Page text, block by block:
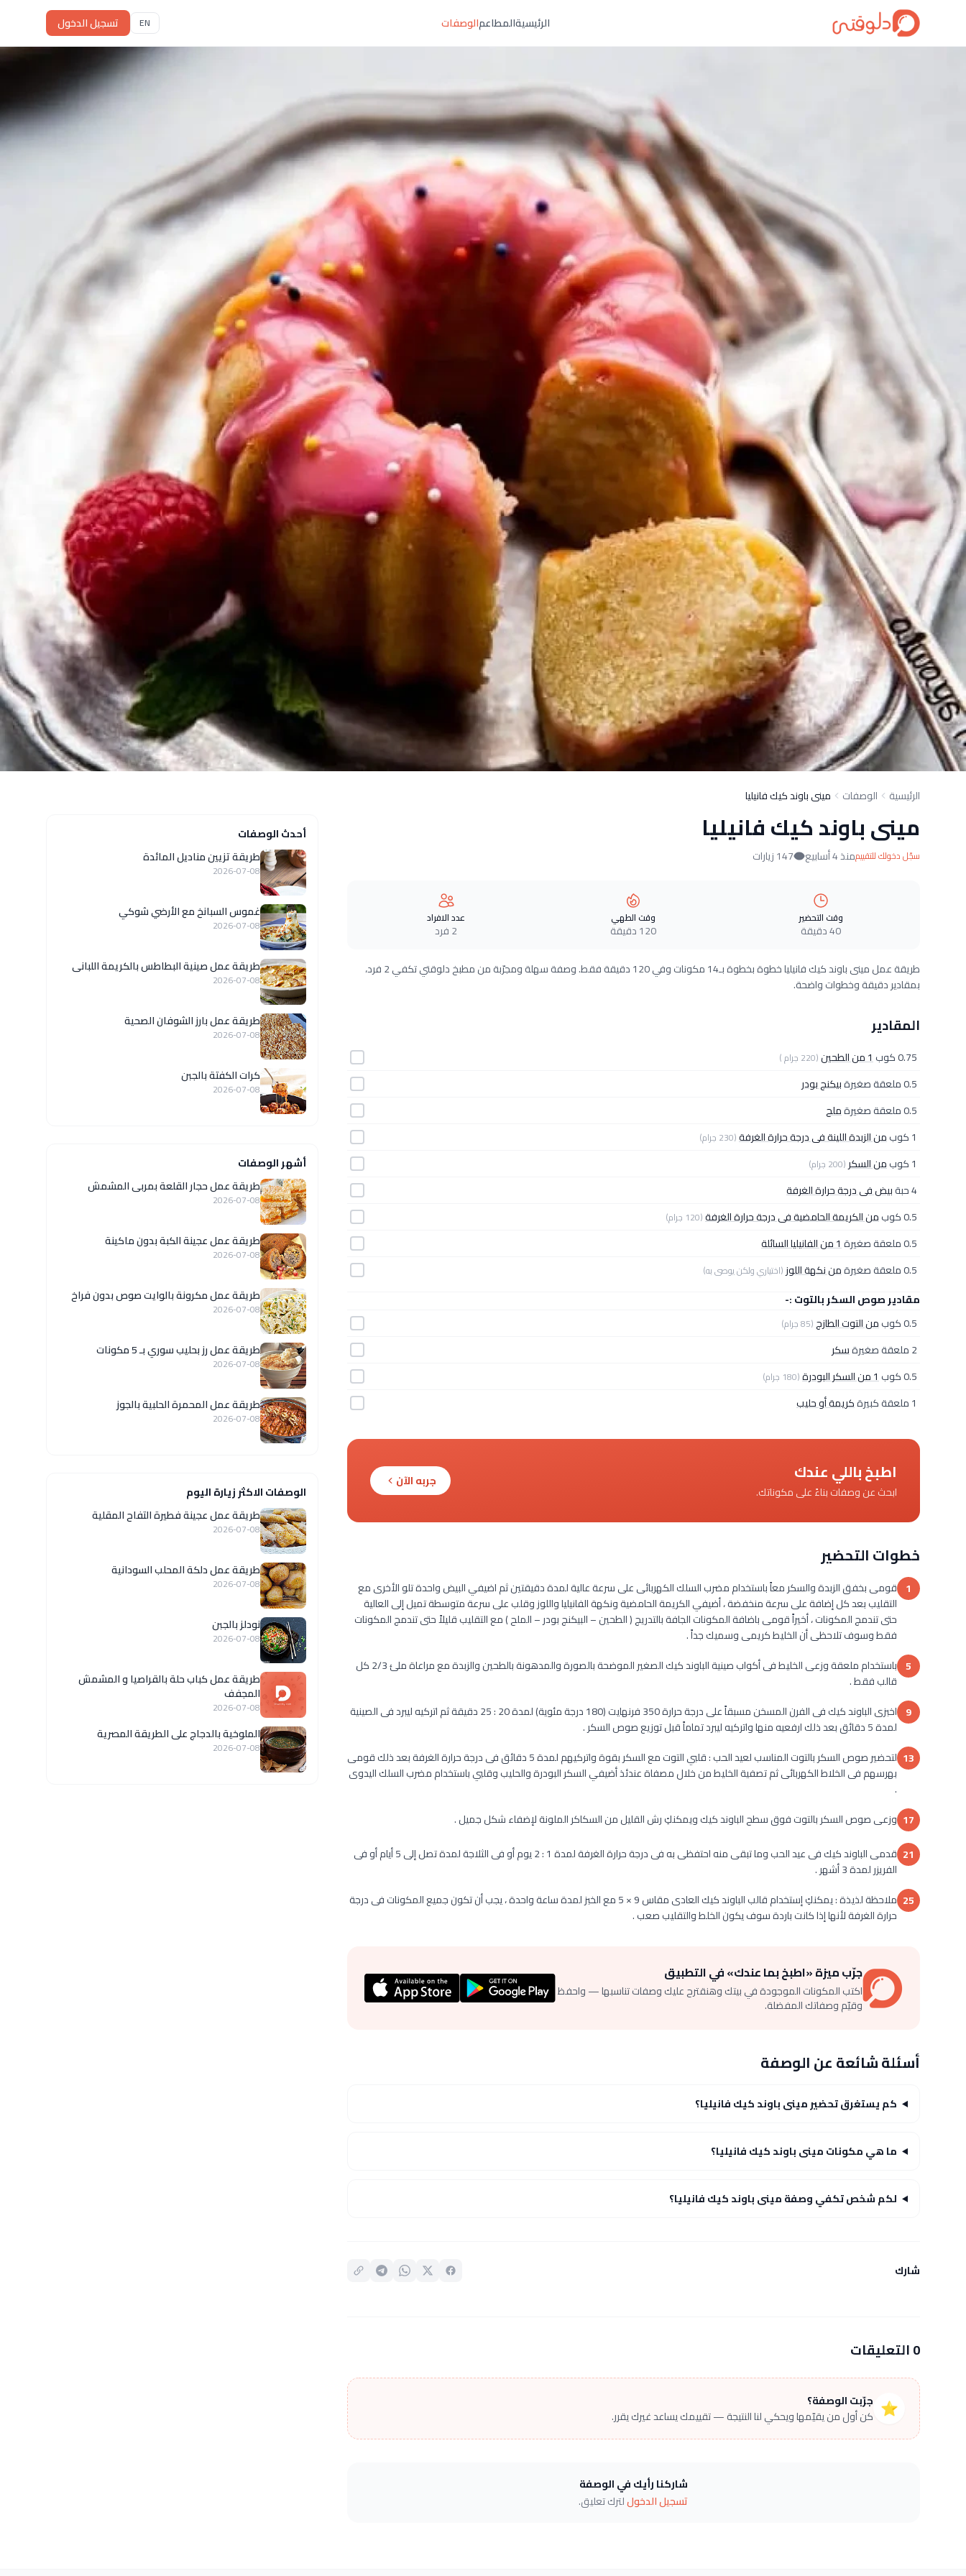
الرئيسيةالمطاعمالوصفات EN تسجيل الدخول
الرئيسية الوصفات مينى باوند كيك فانيليا
مينى باوند كيك فانيليا
سجّل دخولك للتقييممنذ 4 أسابيع 147 زيارات
وقت التحضير
40 دقيقة
وقت الطهي
120 دقيقة
عدد الافراد
2 فرد
طريقة عمل مينى باوند كيك فانيليا خطوة بخطوة بـ14 مكونات وفي 120 دقيقة فقط. وصفة سهلة ومجرّبة من مطبخ دلوقتي تكفي 2 فرد،
بمقادير دقيقة وخطوات واضحة.
المقادير
0.75 كوب 1 من الطحين (220 جرام )
0.5 ملعقة صغيرة
بيكنج بودر
0.5 ملعقة صغيرة
ملح
1 كوب
من الزبدة اللينة فى درجة حرارة الغرفة(230 جرام)
1 كوب من السكر (200 جرام)
4 حبة
بيض فى درجة حرارة الغرفة
0.5 كوب
من الكريمة الحامضية فى درجة حرارة الغرفة(120 جرام)
0.5 ملعقة صغيرة
1 من الفانيليا السائلة
0.5 ملعقة صغيرة
من نكهة اللوز (اختياري ولكن يوصى به)
مقادير صوص السكر بالتوت :-
0.5 كوب
من التوت الطازج(85 جرام)
2 ملعقة صغيرة
سكر
0.5 كوب
1 من السكر البودرة (180 جرام)
1 ملعقة كبيرة كريمة أو حليب
اطبخ باللي عندك
ابحث عن وصفات بناءً على مكوناتك.
جربه الآن
خطوات التحضير
1 قومى بخفق الزبدة والسكر معاً باستخدام مضرب السلك الكهربائى على سرعة عالية لمدة دقيقتين ثم اضيفي البيض واحدة تلو الأخرى مع
التقليب بعد كل إضافة على سرعة منخفضة ، أضيفي الكريمة الحامضية ونكهة الفانيليا واللوز وقلب على سرعة متوسطة تميل إلى العالية
حتى تندمج المكونات ، أخيراً قومى باضافة المكونات الجافة بالتدريج ( الطحين – البيكنج بودر – الملح ) مع التقليب قليلاً حتى تندمج المكونات
فقط وسوف تلاحظى أن الخليط كريمى وسميك جداً .
5
باستخدام ملعقة وزعى الخليط فى أكواب صينية الباوند كيك الصغير الموضحة بالصورة والمدهونة بالطحين والزبدة مع مراعاة ملئ 2/3 كل
قالب فقط .
9
اخبزى الباوند كيك فى الفرن المسخن مسبقاً على درجة حرارة 350 فرنهايت (180 درجة مئوية) لمدة 20 : 25 دقيقة ثم اتركيه ليبرد فى الصينية
لمدة 5 دقائق بعد ذلك ارفعيه منها واتركيه ليبرد تماماً قبل توزيع صوص السكر .
13
لتحضير صوص السكر بالتوت المناسب لعيد الحب : قلبي التوت مع السكر بقوة واتركيهم لمدة 5 دقائق فى درجة حرارة الغرفة بعد ذلك قومى
بهرسهم فى الخلاط الكهربائى ثم تصفية الخليط من خلال مصفاة عندئذ أضيفي السكر البودرة والحليب وقلبي باستخدام مضرب السلك اليدوى
.
17 وزعى صوص السكر بالتوت فوق سطح الباوند كيك ويمكنكِ رش القليل من السكاكر الملونة لإضفاء شكل جميل .
21
قدمى الباوند كيك فى عيد الحب وما تبقى منه احتفظى به فى درجة حرارة الغرفة لمدة 1 : 2 يوم أو فى الثلاجة لمدة تصل إلى 5 أيام أو فى
الفريزر لمدة 3 أشهر .
25
ملاحظة لذيذة : يمكنكِ إستخدام قالب الباوند كيك العادى مقاس 9 × 5 مع الخبز لمدة ساعة واحدة ، يجب أن تكون جميع المكونات فى درجة
حرارة الغرفة لأنها إذا كانت باردة سوف يكون الخلط والتقليب صعب .
جرّب ميزة «اطبخ بما عندك» في التطبيق
اكتب المكونات الموجودة في بيتك وهنقترح عليك وصفات تناسبها — واحفظ
وقيّم وصفاتك المفضلة.
أسئلة شائعة عن الوصفة
كم يستغرق تحضير مينى باوند كيك فانيليا؟
ما هي مكونات مينى باوند كيك فانيليا؟
لكم شخص تكفي وصفة مينى باوند كيك فانيليا؟
شارك
0 التعليقات
⭐ جرّبت الوصفة؟
كن أول من يقيّمها ويحكي لنا النتيجة — تقييمك يساعد غيرك يقرر.
شاركنا رأيك في الوصفة
تسجيل الدخوللترك تعليق.
أحدث الوصفات
طريقة تزيين مناديل المائدة
2026-07-08
غموس السبانخ مع الأرضي شوكي
2026-07-08
طريقة عمل صينية البطاطس بالكريمة اللبانى
2026-07-08
طريقة عمل بارز الشوفان الصحية
2026-07-08
كرات الكفتة بالجبن
2026-07-08
أشهر الوصفات
طريقة عمل حجار القلعة بمربى المشمش
2026-07-08
طريقة عمل عجينة الكبة بدون ماكينة
2026-07-08
طريقة عمل مكرونة بالوايت صوص بدون فراخ
2026-07-08
طريقة عمل رز بحليب سوري بـ 5 مكونات
2026-07-08
طريقة عمل المحمرة الحلبية بالجوز
2026-07-08
الوصفات الاكثر زيارة اليوم
طريقة عمل عجينة فطيرة التفاح المقلية
2026-07-08
طريقة عمل دلكة المحلب السودانية
2026-07-08
نودلز بالجبن
2026-07-08
طريقة عمل كباب حلة بالقراصيا و المشمش
المجفف
2026-07-08
الملوخية بالدجاج على الطريقة المصرية
2026-07-08